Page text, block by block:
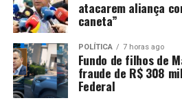
atacarem aliança
caneta”
POLÍTICA 7 horas ago
Fundo de filhos de
fraude de R$ 308
Federal